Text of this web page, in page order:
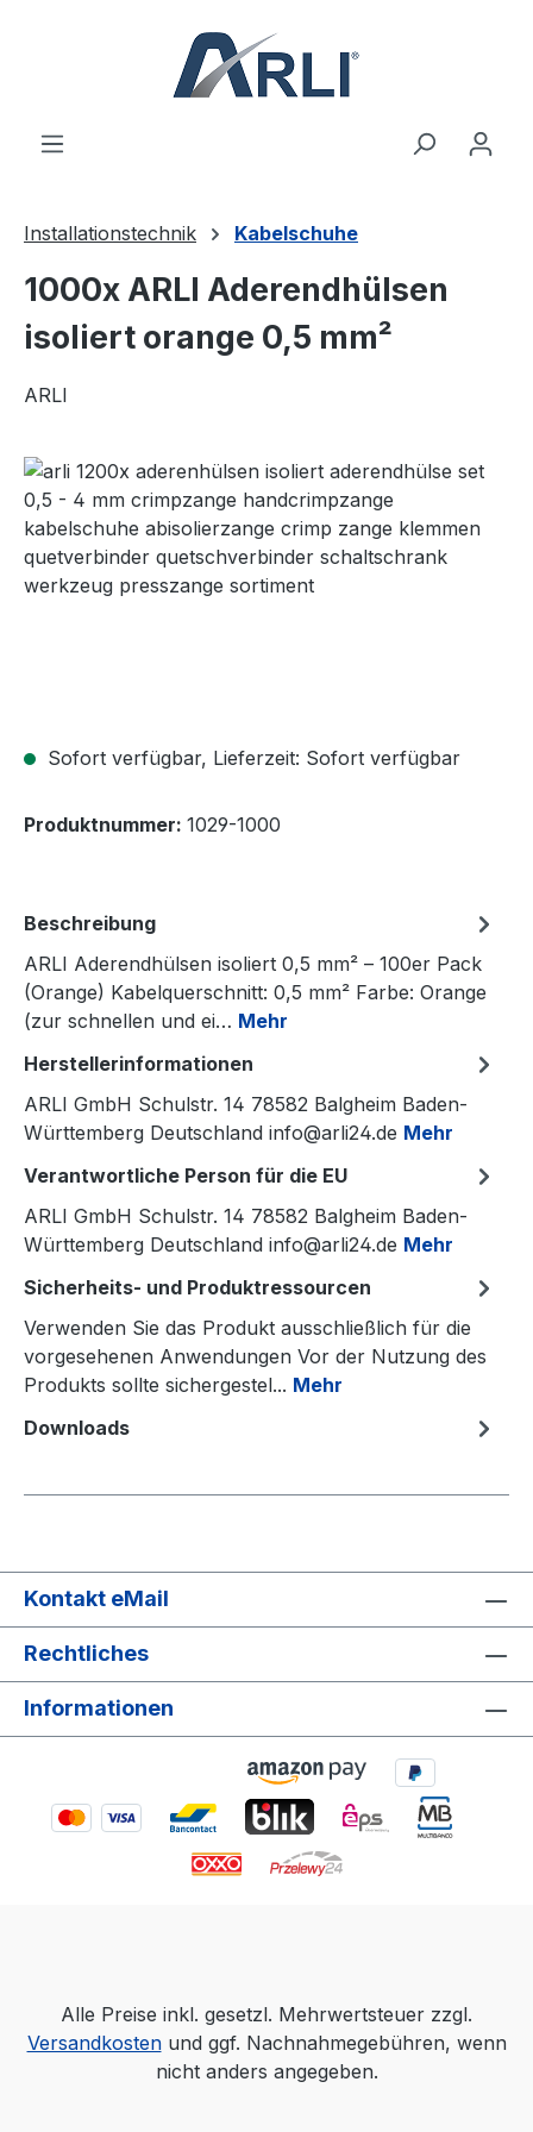
Installationstechnik Kabelschuhe
1000x ARLI Aderendhülsen
isoliert orange 0,5 mm²
ARLI
Bildergalerie überspringen
Sofort verfügbar, Lieferzeit: Sofort verfügbar
Produktnummer: 1029-1000
Beschreibung
ARLI Aderendhülsen isoliert 0,5 mm² – 100er Pack
(Orange) Kabelquerschnitt: 0,5 mm² Farbe: Orange
(zur schnellen und ei… Mehr
Herstellerinformationen
ARLI GmbH Schulstr. 14 78582 Balgheim Baden-
Württemberg Deutschland info@arli24.de Mehr
Verantwortliche Person für die EU
ARLI GmbH Schulstr. 14 78582 Balgheim Baden-
Württemberg Deutschland info@arli24.de Mehr
Sicherheits- und Produktressourcen
Verwenden Sie das Produkt ausschließlich für die
vorgesehenen Anwendungen Vor der Nutzung des
Produkts sollte sichergestel... Mehr
Downloads
Kontakt eMail
Rechtliches
Informationen
Alle Preise inkl. gesetzl. Mehrwertsteuer zzgl.
Versandkostenund ggf. Nachnahmegebühren, wenn
nicht anders angegeben.